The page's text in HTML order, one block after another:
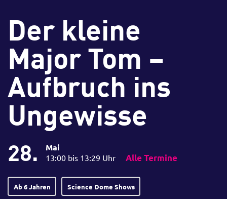
Der kleine
Major Tom –
Aufbruch ins
Ungewisse
28. Mai
13:00 bis 13:29 Uhr Alle Termine
Ab 6 Jahren Science Dome Shows